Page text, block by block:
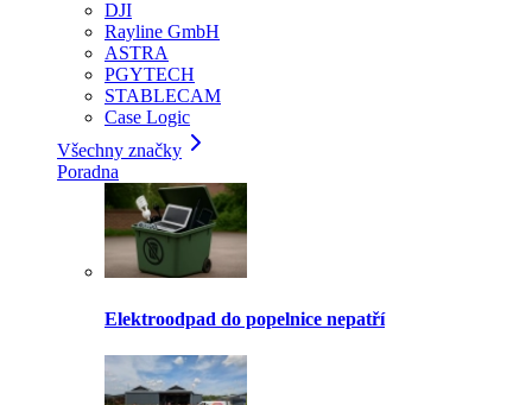
DJI
Rayline GmbH
ASTRA
PGYTECH
STABLECAM
Case Logic
Všechny značky
Poradna
Elektroodpad do popelnice nepatří